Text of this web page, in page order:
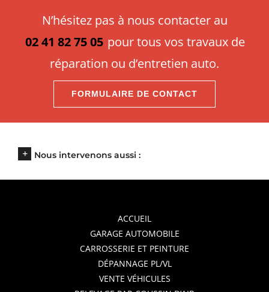
N’hésitez pas à nous contacter au
02 41 82 75 05 pour tous vos travaux de
réparation ou d’entretien auto.
FORMULAIRE DE CONTACT
Nous intervenons aussi :
ACCUEIL
GARAGE AUTOMOBILE
CARROSSERIE ET PEINTURE
DÉPANNAGE PL/VL
VENTE VÉHICULES